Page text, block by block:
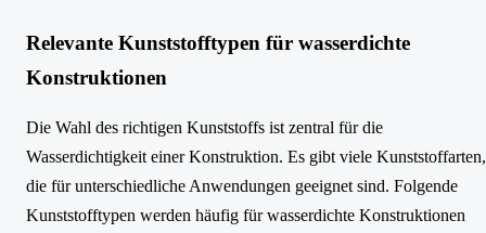
Relevante Kunststofftypen für wasserdichte
Konstruktionen
Die Wahl des richtigen Kunststoffs ist zentral für die
Wasserdichtigkeit einer Konstruktion. Es gibt viele Kunststoffarten,
die für unterschiedliche Anwendungen geeignet sind. Folgende
Kunststofftypen werden häufig für wasserdichte Konstruktionen